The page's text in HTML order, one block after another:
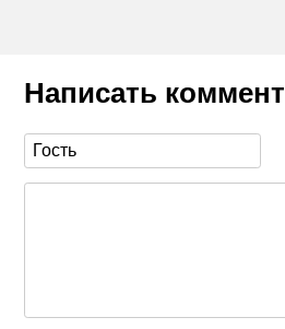
Написать